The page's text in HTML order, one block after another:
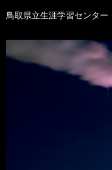
鳥取県立生涯学習センター